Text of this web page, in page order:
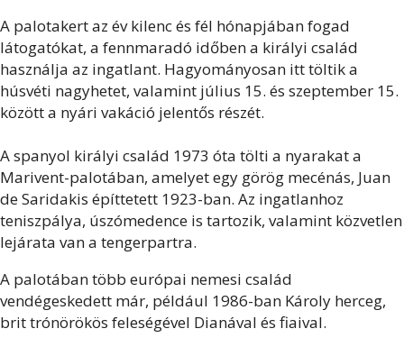
A palotakert az év kilenc és fél hónapjában fogad
látogatókat, a fennmaradó időben a királyi család
használja az ingatlant. Hagyományosan itt töltik a
húsvéti nagyhetet, valamint július 15. és szeptember 15.
között a nyári vakáció jelentős részét.
A spanyol királyi család 1973 óta tölti a nyarakat a
Marivent-palotában, amelyet egy görög mecénás, Juan
de Saridakis építtetett 1923-ban. Az ingatlanhoz
teniszpálya, úszómedence is tartozik, valamint közvetlen
lejárata van a tengerpartra.
A palotában több európai nemesi család
vendégeskedett már, például 1986-ban Károly herceg,
brit trónörökös feleségével Dianával és fiaival.